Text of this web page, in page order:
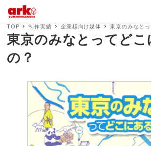
TOP 制作実績 企業様向け媒体 東京のみなと
東京のみなとってどこ
の？